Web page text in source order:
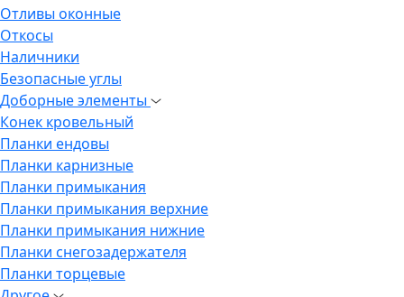
Отливы оконные
Откосы
Наличники
Безопасные углы
Доборные элементы
Конек кровельный
Планки ендовы
Планки карнизные
Планки примыкания
Планки примыкания верхние
Планки примыкания нижние
Планки снегозадержателя
Планки торцевые